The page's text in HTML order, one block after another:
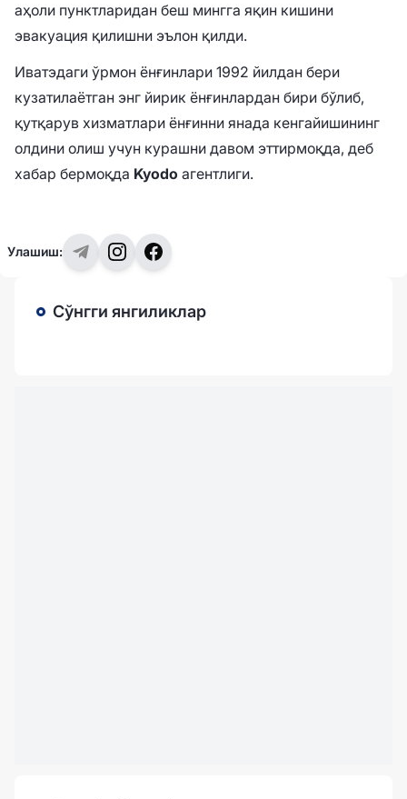
аҳоли пунктларидан беш мингга яқин кишини
эвакуация қилишни эълон қилди.
Иватэдаги ўрмон ёнғинлари 1992 йилдан бери
кузатилаётган энг йирик ёнғинлардан бири бўлиб,
қутқарув хизматлари ёнғинни янада кенгайишининг
олдини олиш учун курашни давом эттирмоқда, деб
хабар бермоқда Kyodo агентлиги.
Улашиш:
Сўнгги янгиликлар